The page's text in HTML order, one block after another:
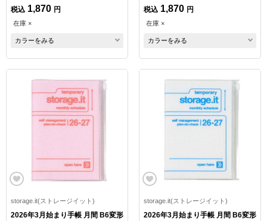
税込 1,870 円
在庫 ×
カラーをみる
税込 1,870 円
在庫 ×
カラーをみる
storage.it(ストレージイット)
2026年3月始まり手帳 月間 B6変形
storage.it(ストレージイット)
2026年3月始まり手帳 月間 B6変形